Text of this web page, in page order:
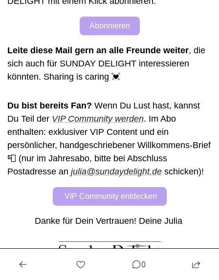
Abonnieren
Leite diese Mail gern an alle Freunde weiter, die
sich auch für SUNDAY DELIGHT interessieren
könnten. Sharing is caring 💓
Du bist bereits Fan? Wenn Du Lust hast, kannst
Du Teil der VIP Community werden. Im Abo
enthalten: exklusiver VIP Content und ein
📮 (nur im Jahresabo, bitte bei Abschluss
Postadresse an julia@sundaydelight.de schicken)!
VIP Community entdecken
Danke für Dein Vertrauen! Deine Julia
0